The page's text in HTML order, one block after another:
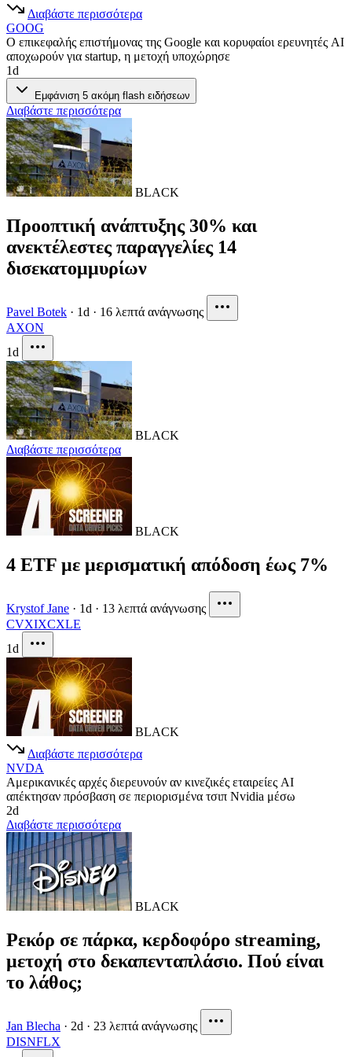
Διαβάστε περισσότερα
GOOG
Ο επικεφαλής επιστήμονας της Google και κορυφαίοι ερευνητές AI
αποχωρούν για startup, η μετοχή υποχώρησε
1d
Εμφάνιση 5 ακόμη flash ειδήσεων
Διαβάστε περισσότερα
BLACK
Προοπτική ανάπτυξης 30% και
ανεκτέλεστες παραγγελίες 14
δισεκατομμυρίων
Pavel Botek · 1d · 16 λεπτά ανάγνωσης
AXON
1d
BLACK
Διαβάστε περισσότερα
BLACK
4 ETF με μερισματική απόδοση έως 7%
Krystof Jane · 1d · 13 λεπτά ανάγνωσης
CVXIXCXLE
1d
BLACK
Διαβάστε περισσότερα
NVDA
Αμερικανικές αρχές διερευνούν αν κινεζικές εταιρείες AI
απέκτησαν πρόσβαση σε περιορισμένα τσιπ Nvidia μέσω
2d
Διαβάστε περισσότερα
BLACK
Ρεκόρ σε πάρκα, κερδοφόρο streaming,
μετοχή στο δεκαπενταπλάσιο. Πού είναι
το λάθος;
Jan Blecha · 2d · 23 λεπτά ανάγνωσης
DISNFLX